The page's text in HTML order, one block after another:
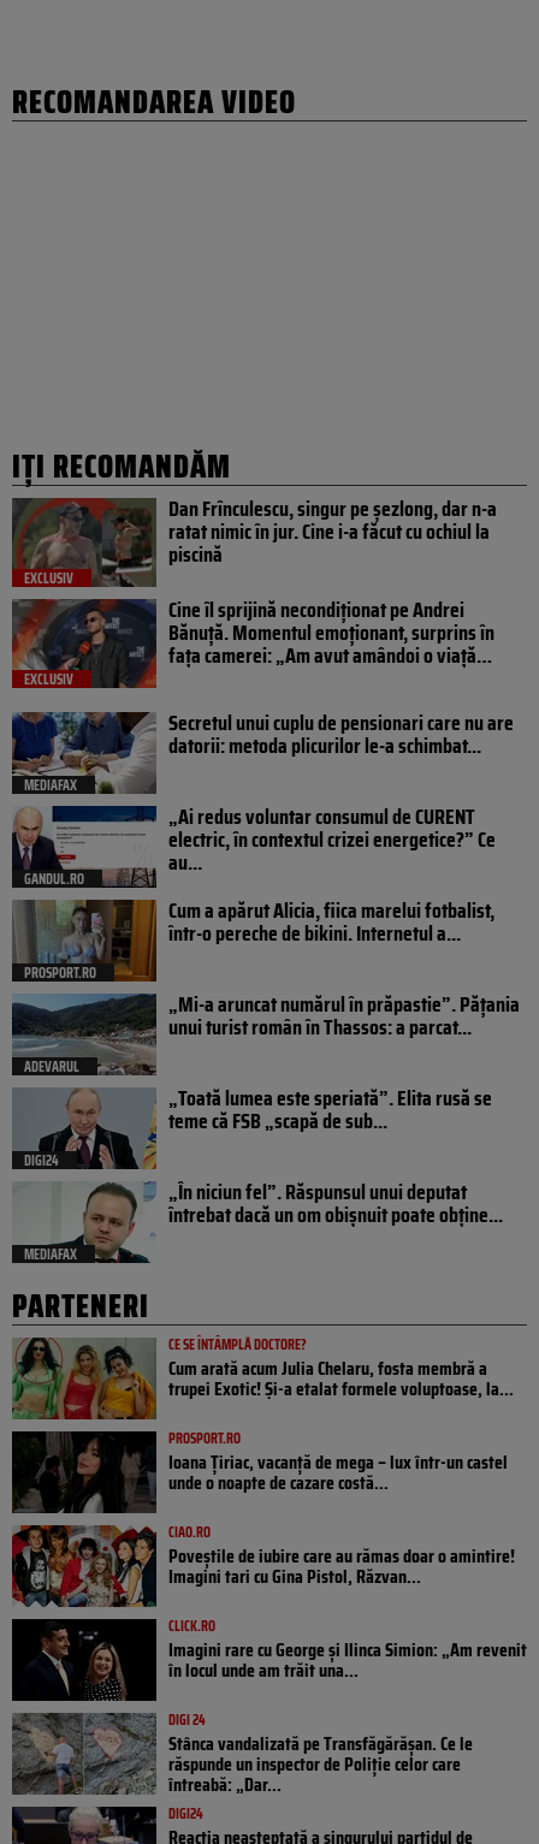
RECOMANDAREA VIDEO
IȚI RECOMANDĂM
EXCLUSIV
Dan Frînculescu, singur pe șezlong, dar n-a
ratat nimic în jur. Cine i-a făcut cu ochiul la
piscină
EXCLUSIV
Cine îl sprijină necondiționat pe Andrei
Bănuță. Momentul emoționant, surprins în
fața camerei: „Am avut amândoi o viață…
MEDIAFAX
Secretul unui cuplu de pensionari care nu are
datorii: metoda plicurilor le-a schimbat...
GANDUL.RO
„Ai redus voluntar consumul de CURENT
electric, în contextul crizei energetice?” Ce
au...
PROSPORT.RO
Cum a apărut Alicia, fiica marelui fotbalist,
într-o pereche de bikini. Internetul a...
ADEVARUL
„Mi-a aruncat numărul în prăpastie”. Pățania
unui turist român în Thassos: a parcat...
DIGI24
„Toată lumea este speriată”. Elita rusă se
teme că FSB „scapă de sub...
MEDIAFAX
„În niciun fel”. Răspunsul unui deputat
întrebat dacă un om obișnuit poate obține...
PARTENERI
CE SE ÎNTÂMPLĂ DOCTORE?
Cum arată acum Julia Chelaru, fosta membră a
trupei Exotic! Și-a etalat formele voluptoase, la...
PROSPORT.RO
Ioana Țiriac, vacanță de mega – lux într-un castel
unde o noapte de cazare costă...
CIAO.RO
Poveştile de iubire care au rămas doar o amintire!
Imagini tari cu Gina Pistol, Răzvan...
CLICK.RO
Imagini rare cu George și Ilinca Simion: „Am revenit
în locul unde am trăit una...
DIGI 24
Stânca vandalizată pe Transfăgărășan. Ce le
răspunde un inspector de Poliție celor care
întreabă: „Dar...
DIGI24
Reacția neașteptată a singurului partidul de